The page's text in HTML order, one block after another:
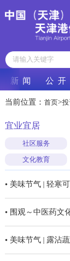
新 闻 公 开
当前位置： 首页>投
宜业宜居
社区服务
文化教育
• 美味节气 | 轻寒
• 围观～中医药文
• 美味节气 | 露沾